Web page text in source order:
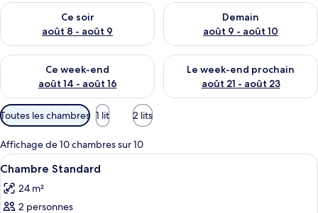
Ce soir
août 8 - août 9
Vérifier la disponibilité pour ce soir août 8 - août 9
Demain
août 9 - août 10
Vérifier la disponibilité pour
Ce week-end
août 14 - août 16
Vérifier la disponibilité pour ce week-end août 14 - août 16
Le week-end prochain
août 21 - août 23
Vérifier la disponibilité pour
Filtres
disponibles
pour
les
chambres
Toutes les chambres 1 lit 2 lits
Affichage de 10 chambres sur 10
Afficher
toutes
les
photos
Literie hypoallergénique, couette en
8
Chambre Standard
24 m²
2 personnes